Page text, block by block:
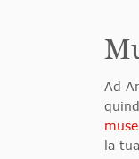
Ad
la